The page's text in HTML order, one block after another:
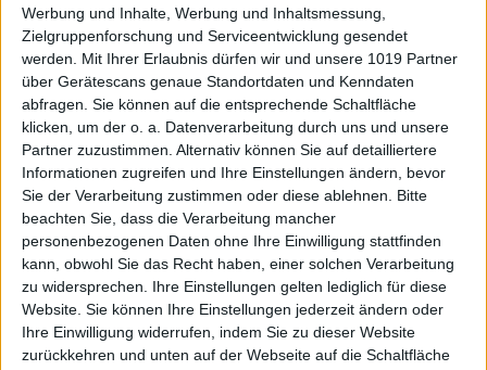
Werbung und Inhalte, Werbung und Inhaltsmessung,
Zielgruppenforschung und Serviceentwicklung gesendet
werden.
Mit Ihrer Erlaubnis dürfen wir und unsere 1019 Partner
über Gerätescans genaue Standortdaten und Kenndaten
abfragen. Sie können auf die entsprechende Schaltfläche
klicken, um der o. a. Datenverarbeitung durch uns und unsere
Partner zuzustimmen. Alternativ können Sie auf detailliertere
Informationen zugreifen und Ihre Einstellungen ändern, bevor
Sie der Verarbeitung zustimmen oder diese ablehnen.
Bitte
beachten Sie, dass die Verarbeitung mancher
personenbezogenen Daten ohne Ihre Einwilligung stattfinden
kann, obwohl Sie das Recht haben, einer solchen Verarbeitung
zu widersprechen. Ihre Einstellungen gelten lediglich für diese
Website. Sie können Ihre Einstellungen jederzeit ändern oder
Ihre Einwilligung widerrufen, indem Sie zu dieser Website
zurückkehren und unten auf der Webseite auf die Schaltfläche